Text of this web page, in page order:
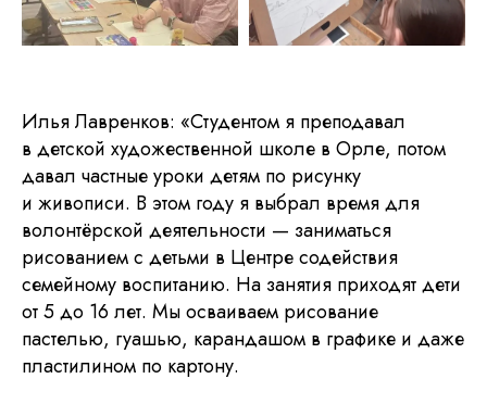
Илья Лавренков: «Студентом я преподавал
в детской художественной школе в Орле, потом
давал частные уроки детям по рисунку
и живописи. В этом году я выбрал время для
волонтёрской деятельности — заниматься
рисованием с детьми в Центре содействия
семейному воспитанию. На занятия приходят дети
от 5 до 16 лет. Мы осваиваем рисование
пастелью, гуашью, карандашом в графике и даже
пластилином по картону.